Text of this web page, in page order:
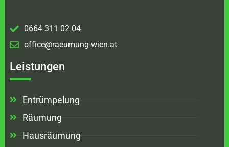
0664 311 02 04
office@raeumung-wien.at
Leistungen
Entrümpelung
Räumung
Hausräumung